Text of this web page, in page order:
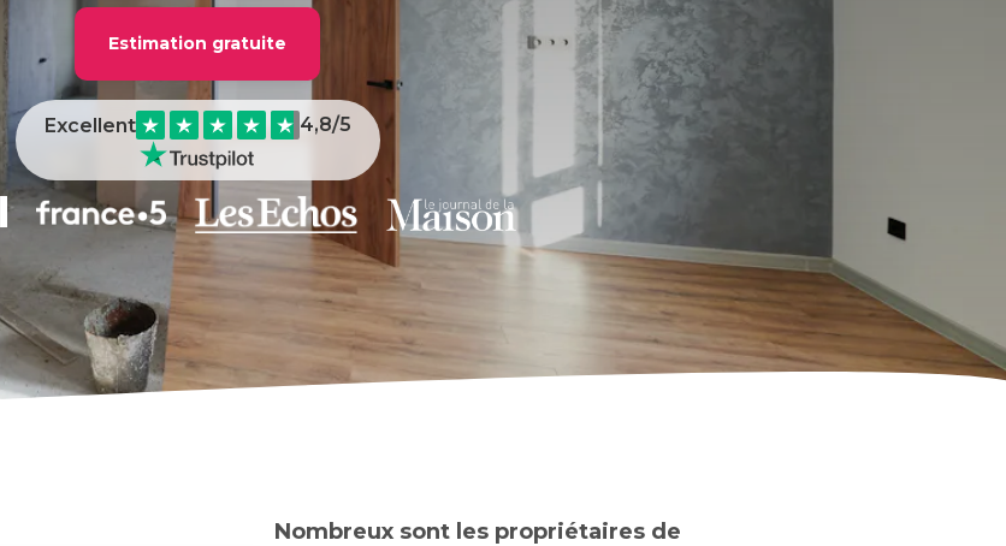
Estimation gratuite
Excellent 4,8/5
Nombreux sont les propriétaires de